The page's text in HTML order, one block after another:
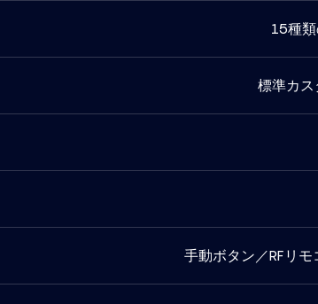
15種
標準カ
手動ボタン／RFリ